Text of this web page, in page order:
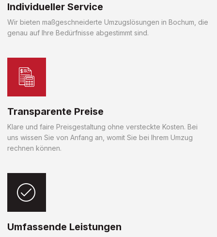
Individueller Service
Wir bieten maßgeschneiderte Umzugslösungen in Bochum, die
genau auf Ihre Bedürfnisse abgestimmt sind.
Transparente Preise
Klare und faire Preisgestaltung ohne versteckte Kosten. Bei
uns wissen Sie von Anfang an, womit Sie bei Ihrem Umzug
rechnen können.
Umfassende Leistungen